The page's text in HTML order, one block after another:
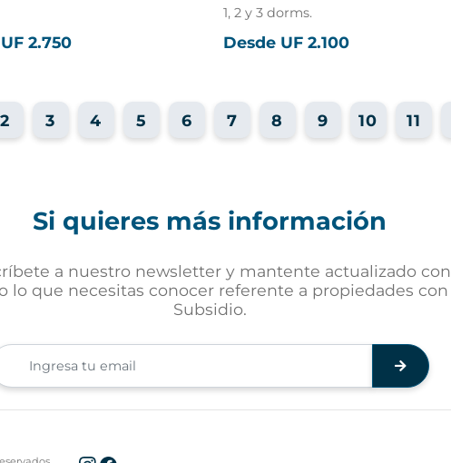
2.750
1, 2 y 3 dorms.
Desde UF 2.100
2 3 4 5 6 7 8 9 10 11
Si quieres más información
a nuestro newsletter y mantente actualizado con
lo que necesitas conocer referente a propiedades con
Subsidio.